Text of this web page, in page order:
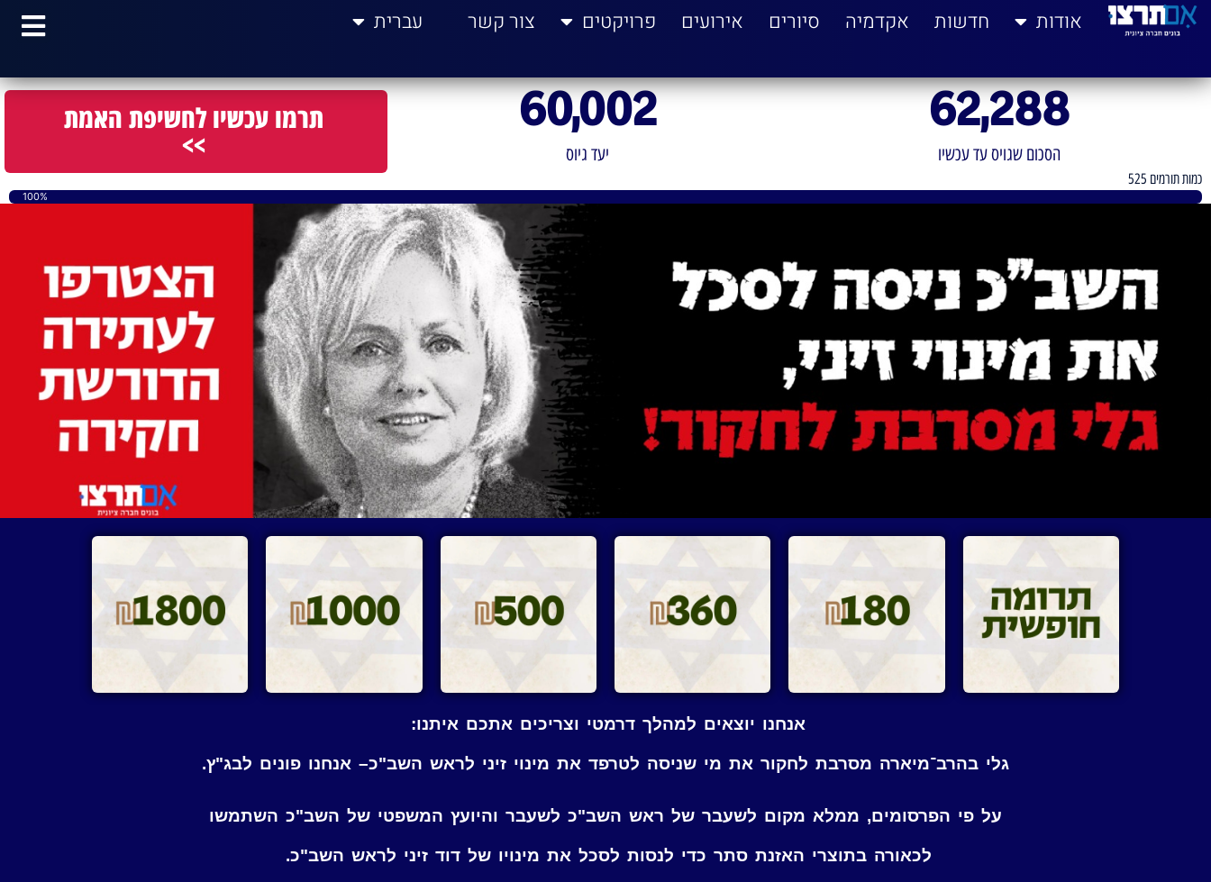
לתוכן אודות חדשות אקדמיה סיורים אירועים פרויקטים צור קשר עברית
הסכום שגויס עד עכשיו
62,288
יעד גיוס
60,002 תרמו עכשיו לחשיפת האמת
>>
כמות תורמים 525
100%
אנחנו יוצאים למהלך דרמטי וצריכים אתכם איתנו:
גלי בהרב־מיארה מסרבת לחקור את מי שניסה לטרפד את מינוי זיני לראש השב"כ– אנחנו פונים לבג"ץ.
על פי הפרסומים, ממלא מקום לשעבר של ראש השב"כ לשעבר והיועץ המשפטי של השב"כ השתמשו
לכאורה בתוצרי האזנת סתר כדי לנסות לסכל את מינויו של דוד זיני לראש השב"כ.